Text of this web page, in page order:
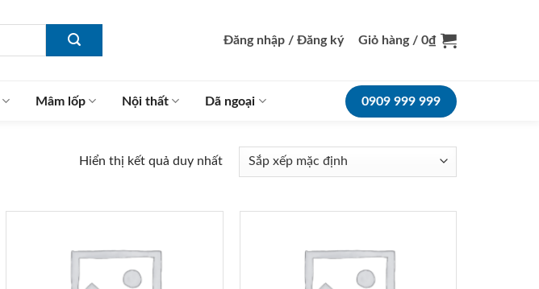
Đăng nhập / Đăng ký Giỏ hàng / 0₫
Mâm lốp Nội thất Dã ngoại 0909 999 999
Hiển thị kết quả duy nhất